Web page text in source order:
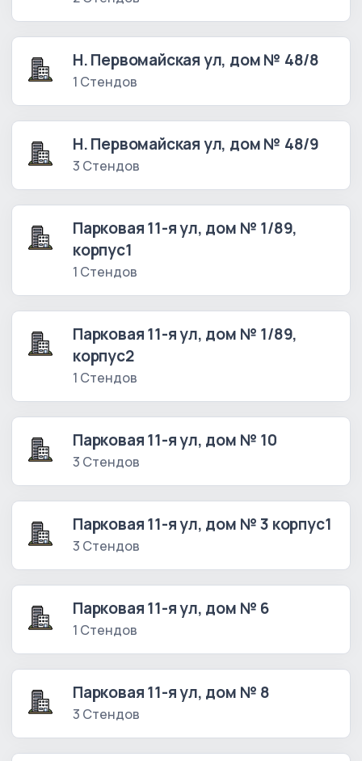
Н. Первомайская ул, дом № 48/8
1 Стендов
Н. Первомайская ул, дом № 48/9
3 Стендов
Парковая 11-я ул, дом № 1/89,
корпус1
1 Стендов
Парковая 11-я ул, дом № 1/89,
корпус2
1 Стендов
Парковая 11-я ул, дом № 10
3 Стендов
Парковая 11-я ул, дом № 3 корпус1
3 Стендов
Парковая 11-я ул, дом № 6
1 Стендов
Парковая 11-я ул, дом № 8
3 Стендов